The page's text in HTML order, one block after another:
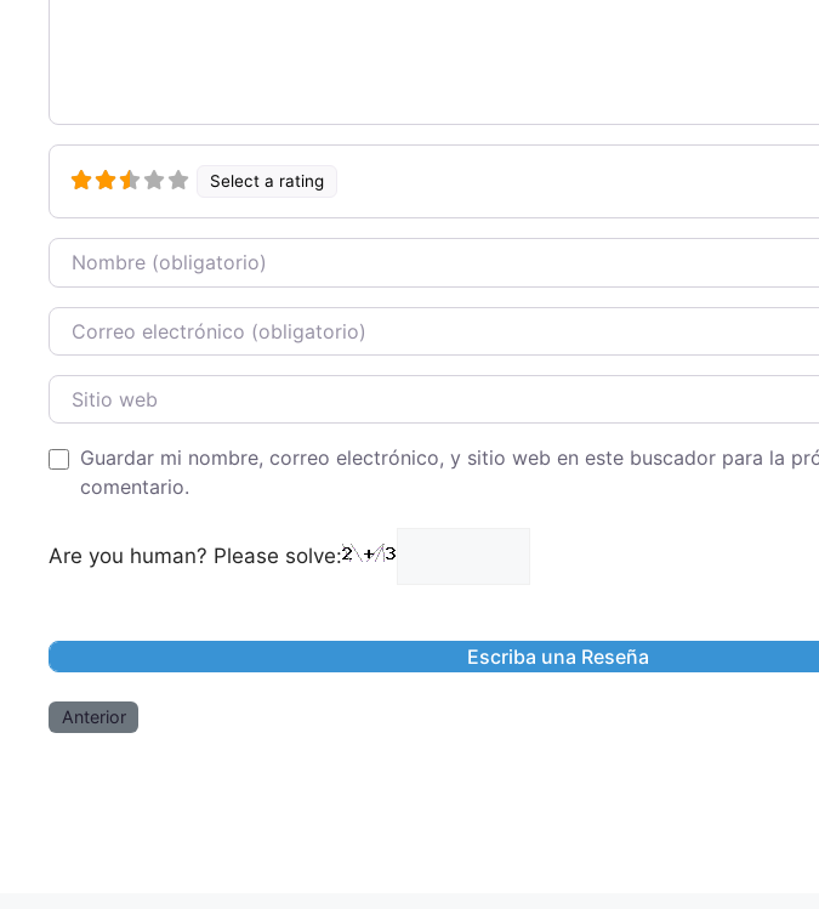
Select a rating
Nombre
Correo Electronico
Sitio web
Guardar mi nombre, correo electrónico, y sitio web en este buscador para la
comentario.
Are you human? Please solve:
Anterior